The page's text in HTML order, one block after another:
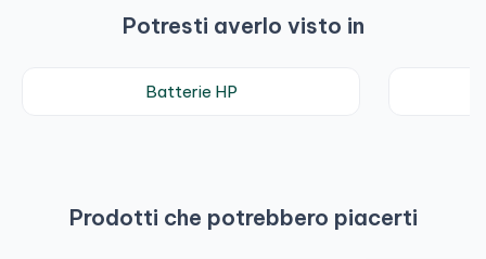
Potresti averlo visto in
Batterie HP
Prodotti che potrebbero piacerti